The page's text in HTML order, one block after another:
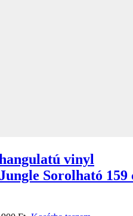
vinyl
Sorolható 159